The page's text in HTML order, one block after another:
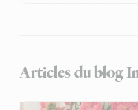
Articles du blog